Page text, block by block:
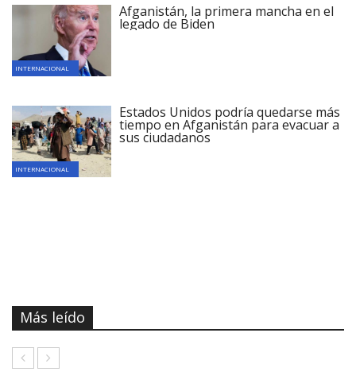
INTERNACIONAL
Afganistán, la primera mancha en el
legado de Biden
INTERNACIONAL
Estados Unidos podría quedarse más
tiempo en Afganistán para evacuar a
sus ciudadanos
Más leído